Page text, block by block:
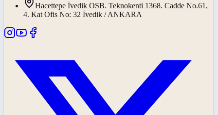
Hacettepe İvedik OSB. Teknokenti 1368. Cadde No.61,
4. Kat Ofis No: 32 İvedik / ANKARA